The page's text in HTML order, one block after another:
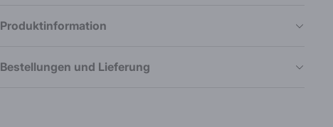
Produktinformation
Bestellungen und Lieferung